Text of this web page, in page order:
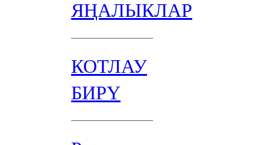
ЯҢАЛЫКЛАР
КОТЛАУ
БИРҮ